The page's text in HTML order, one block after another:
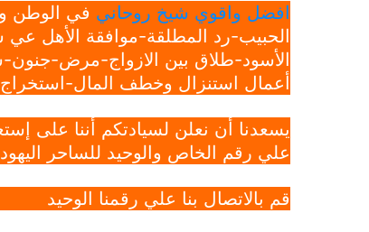
افضل واقوي شيخ روحاني في الوطن
الحبيب-رد المطلقة-موافقة الأهل
الأسود-طلاق بين الازواج-مرض-
أعمال استنزال وخطف المال-استخراج
يسعدنا أن نعلن لسيادتكم أننا على
علي رقم الخاص والوحيد للساحر
قم بالاتصال بنا علي رقمنا الوحيد